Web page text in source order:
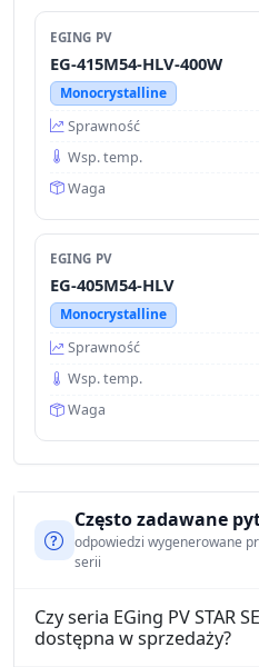
EGING PV
EG-415M54-HLV-400W
Monocrystalline
Sprawność
Wsp. temp.
Waga
EGING PV
EG-405M54-HLV
Monocrystalline
Sprawność
Wsp. temp.
Waga
Często zadawane
odpowiedzi wygenerowane
serii
Czy seria EGing PV STAR
dostępna w sprzedaży?